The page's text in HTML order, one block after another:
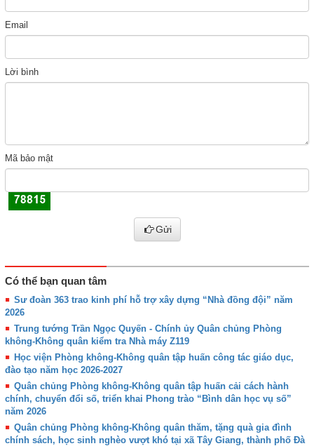
Email
Lời bình
Mã bảo mật
Gửi
Có thể bạn quan tâm
Sư đoàn 363 trao kinh phí hỗ trợ xây dựng “Nhà đồng đội” năm
2026
Trung tướng Trần Ngọc Quyến - Chính ủy Quân chủng Phòng
không-Không quân kiểm tra Nhà máy Z119
Học viện Phòng không-Không quân tập huấn công tác giáo dục,
đào tạo năm học 2026-2027
Quân chủng Phòng không-Không quân tập huấn cải cách hành
chính, chuyển đổi số, triển khai Phong trào “Bình dân học vụ số”
năm 2026
Quân chủng Phòng không-Không quân thăm, tặng quà gia đình
chính sách, học sinh nghèo vượt khó tại xã Tây Giang, thành phố Đà